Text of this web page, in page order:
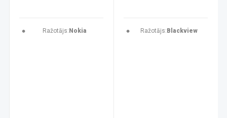
Ražotājs: Nokia Ražotājs: Blackview